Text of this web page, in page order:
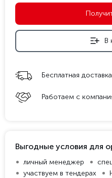
В
Бесплатная
Работаем с
Выгодные условия для
личный менеджер
участвуем в тендерах